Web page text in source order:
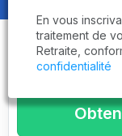
En vous
traitement de
Retraite,
confidentialité